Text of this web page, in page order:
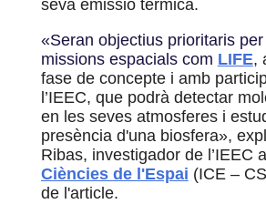
seva emissió tèrmica.
«Seran objectius prioritaris
missions espacials com LIFE,
fase de concepte i amb
l’IEEC, que podrà detectar
en les seves atmosferes i
presència d'una biosfera»,
Ribas, investigador de l’IEEC a
Ciències de l'Espai (ICE –
de l'article.